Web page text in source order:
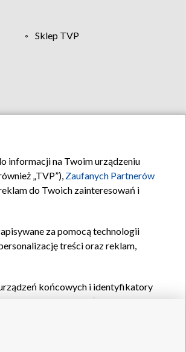
Sklep TVP
informacji na Twoim urządzeniu
„TVP”), Zaufanych Partnerów
do Twoich zainteresowań i
za pomocą technologii
treści oraz reklam,
końcowych i identyfikatory
oraz pozostałych
wyboru spersonalizowanych
reklam, pomiaru wydajności
oszustwom i usuwania